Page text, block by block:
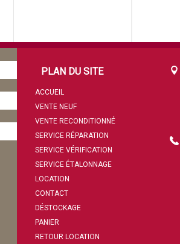
PLAN DU SITE
ACCUEIL
VENTE NEUF
VENTE RECONDITIONNÉ
SERVICE RÉPARATION
SERVICE VÉRIFICATION
SERVICE ÉTALONNAGE
LOCATION
CONTACT
DÉSTOCKAGE
PANIER
RETOUR LOCATION